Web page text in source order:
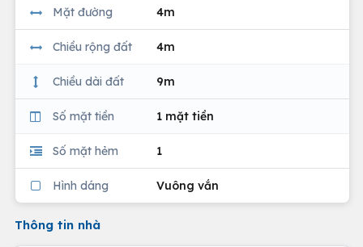
Mặt đường 4m
Chiều rộng đất 4m
Chiều dài đất 9m
Số mặt tiền 1 mặt tiền
Số mặt hẻm 1
Hình dáng Vuông vắn
Thông tin nhà